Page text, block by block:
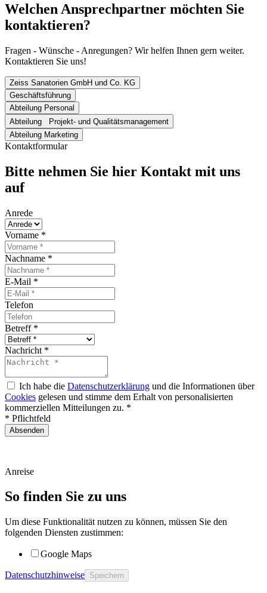
Welchen Ansprechpartner möchten Sie
kontaktieren?
Fragen - Wünsche - Anregungen? Wir helfen Ihnen gern weiter.
Kontaktieren Sie uns!
Zeiss Sanatorien GmbH und Co. KG
Geschäftsführung
Abteilung Personal
Abteilung Projekt- und Qualitätsmanagement
Abteilung Marketing
Kontaktformular
Bitte nehmen Sie hier Kontakt mit uns
auf
Anrede
Vorname *
Nachname *
E-Mail *
Telefon
Betreff *
Nachricht *
Ich habe die Datenschutzerklärung und die Informationen über
Cookies gelesen und stimme dem Erhalt von personalisierten
kommerziellen Mitteilungen zu. *
* Pflichtfeld
Absenden
Anreise
So finden Sie zu uns
Um diese Funktionalität nutzen zu können, müssen Sie den
folgenden Diensten zustimmen:
Google Maps
Datenschutzhinweise Speichern